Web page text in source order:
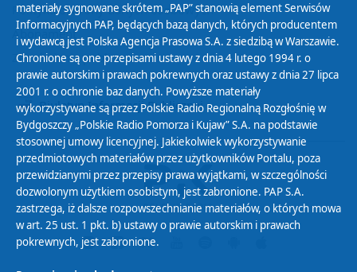
Polityka ochrony danych osobowych
Abonament
Zamówienia publiczne
Biuletyn Informacji Publicznej
materiały sygnowane skrótem „PAP” stanowią element Serwisów
Informacyjnych PAP, będących bazą danych, których producentem
i wydawcą jest Polska Agencja Prasowa S.A. z siedzibą w Warszawie.
Chronione są one przepisami ustawy z dnia 4 lutego 1994 r. o
prawie autorskim i prawach pokrewnych oraz ustawy z dnia 27 lipca
2001 r. o ochronie baz danych. Powyższe materiały
wykorzystywane są przez Polskie Radio Regionalną Rozgłośnię w
Bydgoszczy „Polskie Radio Pomorza i Kujaw” S.A. na podstawie
stosownej umowy licencyjnej. Jakiekolwiek wykorzystywanie
przedmiotowych materiałów przez użytkowników Portalu, poza
przewidzianymi przez przepisy prawa wyjątkami, w szczególności
dozwolonym użytkiem osobistym, jest zabronione. PAP S.A.
zastrzega, iż dalsze rozpowszechnianie materiałów, o których mowa
w art. 25 ust. 1 pkt. b) ustawy o prawie autorskim i prawach
pokrewnych, jest zabronione.